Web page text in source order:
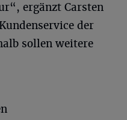
ergänzt Carsten
der
sollen weitere